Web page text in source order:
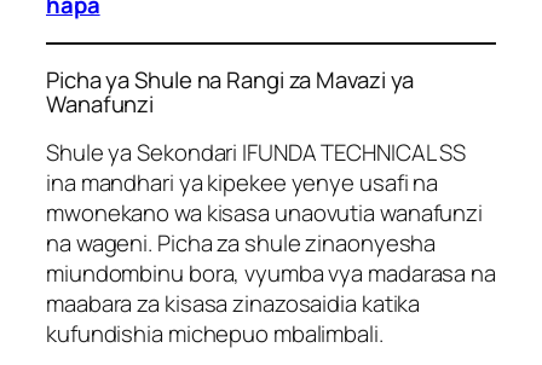
Picha ya Shule na Rangi za Mavazi ya
Wanafunzi
Shule ya Sekondari IFUNDA TECHNICAL SS
ina mandhari ya kipekee yenye usafi na
mwonekano wa kisasa unaovutia wanafunzi
na wageni. Picha za shule zinaonyesha
miundombinu bora, vyumba vya madarasa na
maabara za kisasa zinazosaidia katika
kufundishia michepuo mbalimbali.